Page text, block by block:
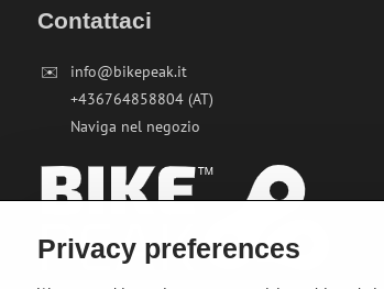
Contattaci
✉️
info@bikepeak.it
+436764858804 (AT)
Naviga nel negozio
Privacy preferences